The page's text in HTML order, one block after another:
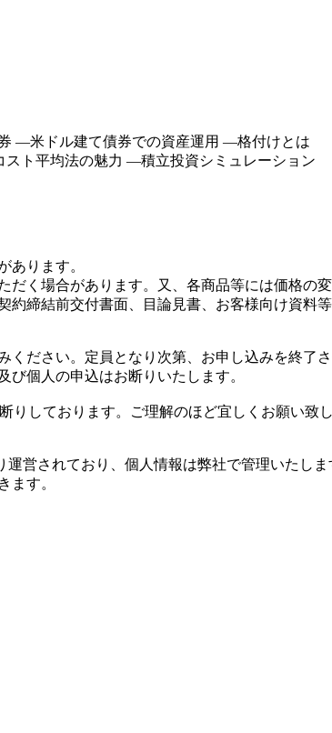
―米ドル建て債券での資産運用 ―格付けとは
ト平均法の魅力 ―積立投資シミュレーション
あります。
く場合があります。又、各商品等には価格の
締結前交付書面、目論見書、お客様向け資料
ださい。定員となり次第、お申し込みを終了
個人の申込はお断りいたします。
りしております。ご理解のほど宜しくお願い致
営されており、個人情報は弊社で管理いたし
ます。